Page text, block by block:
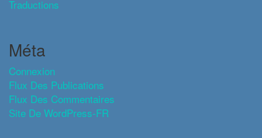
Traductions
Méta
Connexion
Flux Des Publications
Flux Des Commentaires
Site De WordPress-FR